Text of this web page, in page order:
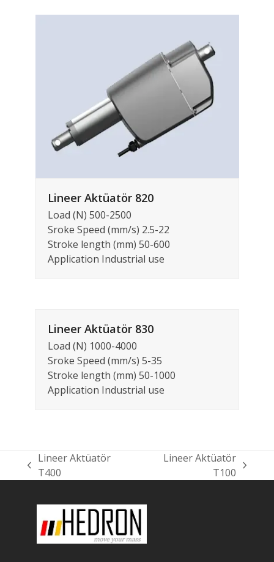
Lineer Aktüatör 820
Load (N) 500-2500
Sroke Speed (mm/s) 2.5-22
Stroke length (mm) 50-600
Application Industrial use
Lineer Aktüatör 830
Load (N) 1000-4000
Sroke Speed (mm/s) 5-35
Stroke length (mm) 50-1000
Application Industrial use
previous
Lineer Aktüatör
T400
Lineer Aktüatör
T100